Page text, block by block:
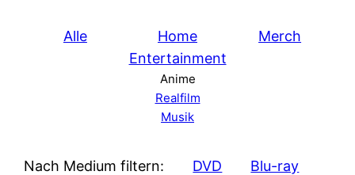
Alle
Home
Entertainment
Anime
Realfilm
Musik
Merch
Nach Medium filtern: DVD
Blu-ray